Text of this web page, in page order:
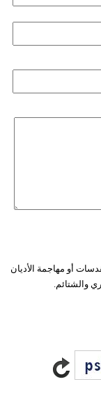
أو مهاجمة الأديان
والشتائم.